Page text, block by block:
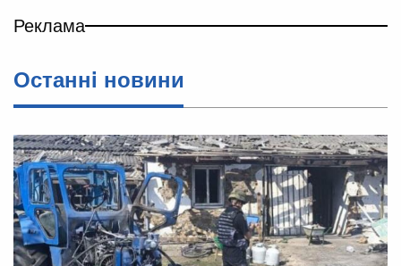
Реклама
Останнi новини